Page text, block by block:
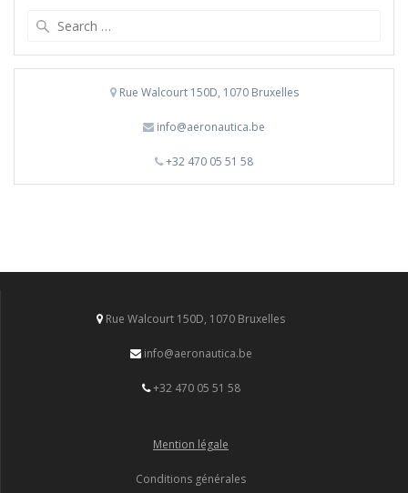
Rue Walcourt 150D, 1070 Bruxelles
info@aeronautica.be
+32 470 05 51 58
Rue Walcourt 150D, 1070 Bruxelles
info@aeronautica.be
+32 470 05 51 58
Mention légale
Conditions générales